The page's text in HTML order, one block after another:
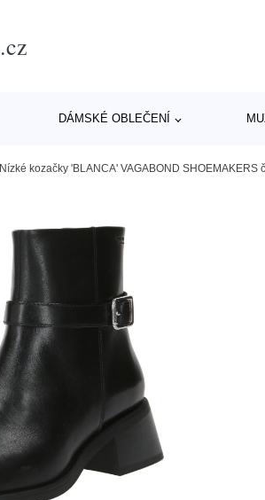
DÁMSKÉ OBLEČENÍ
Nízké kozačky 'BLANCA' VAGABOND SHOEMAKERS